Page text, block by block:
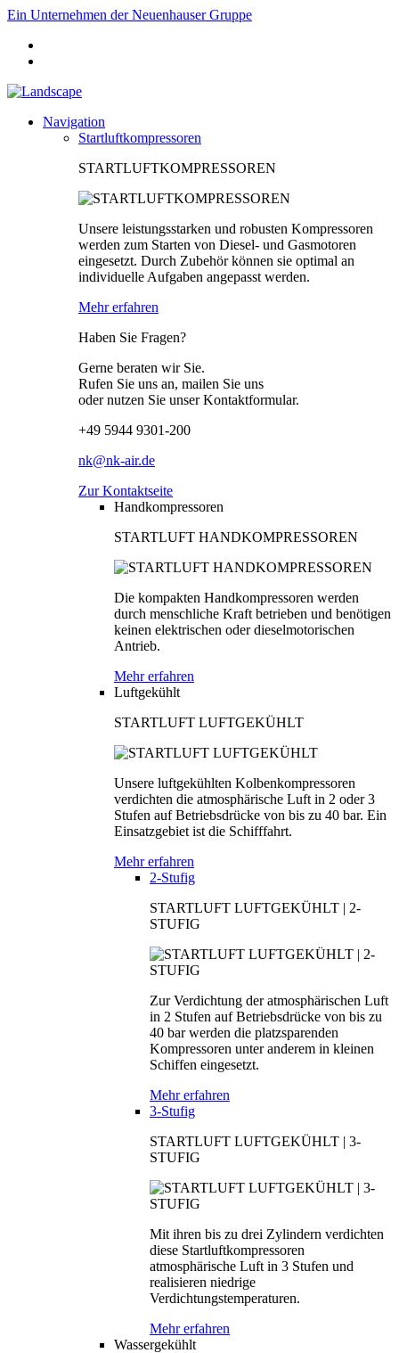
Ein Unternehmen der Neuenhauser Gruppe
Navigation
Startluftkompressoren
STARTLUFTKOMPRESSOREN
Unsere leistungsstarken und robusten Kompressoren
werden zum Starten von Diesel- und Gasmotoren
eingesetzt. Durch Zubehör können sie optimal an
individuelle Aufgaben angepasst werden.
Mehr erfahren
Haben Sie Fragen?
Gerne beraten wir Sie.
Rufen Sie uns an, mailen Sie uns
oder nutzen Sie unser Kontaktformular.
+49 5944 9301-200
nk@nk-air.de
Zur Kontaktseite
Handkompressoren
STARTLUFT HANDKOMPRESSOREN
Die kompakten Handkompressoren werden
durch menschliche Kraft betrieben und benötigen
keinen elektrischen oder dieselmotorischen
Antrieb.
Mehr erfahren
Luftgekühlt
STARTLUFT LUFTGEKÜHLT
Unsere luftgekühlten Kolbenkompressoren
verdichten die atmosphärische Luft in 2 oder 3
Stufen auf Betriebsdrücke von bis zu 40 bar. Ein
Einsatzgebiet ist die Schifffahrt.
Mehr erfahren
2-Stufig
STARTLUFT LUFTGEKÜHLT | 2-
STUFIG
Zur Verdichtung der atmosphärischen Luft
in 2 Stufen auf Betriebsdrücke von bis zu
40 bar werden die platzsparenden
Kompressoren unter anderem in kleinen
Schiffen eingesetzt.
Mehr erfahren
3-Stufig
STARTLUFT LUFTGEKÜHLT | 3-
STUFIG
Mit ihren bis zu drei Zylindern verdichten
diese Startluftkompressoren
atmosphärische Luft in 3 Stufen und
realisieren niedrige
Verdichtungstemperaturen.
Mehr erfahren
Wassergekühlt